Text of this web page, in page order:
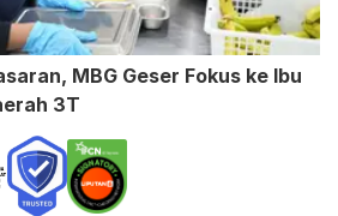
MBG Geser Fokus ke Ibu
3T